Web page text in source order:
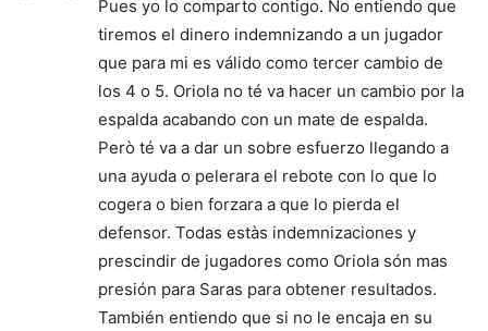
Pues yo lo comparto contigo. No entiendo que
tiremos el dinero indemnizando a un jugador
que para mi es válido como tercer cambio de
los 4 o 5. Oriola no té va hacer un cambio por la
espalda acabando con un mate de espalda.
Però té va a dar un sobre esfuerzo llegando a
una ayuda o pelerara el rebote con lo que lo
cogera o bien forzara a que lo pierda el
defensor. Todas estàs indemnizaciones y
prescindir de jugadores como Oriola són mas
presión para Saras para obtener resultados.
También entiendo que si no le encaja en su